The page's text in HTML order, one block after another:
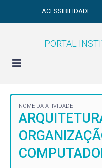
ACESSIBILIDADE
PORTAL
NOME DA ATIVIDADE